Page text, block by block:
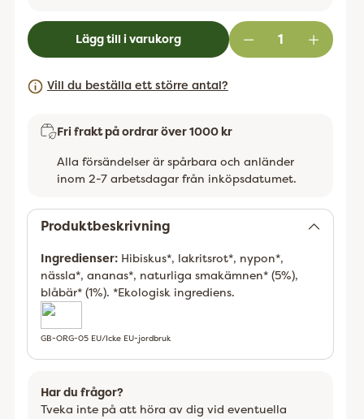
pris
Lägg till i varukorg
Vill du beställa ett större antal?
Fri frakt på ordrar över 1000 kr
Alla försändelser är spårbara och anländer
inom 2-7 arbetsdagar från inköpsdatumet.
Produktbeskrivning
Ingredienser:Hibiskus*, lakritsrot*, nypon*,
nässla*, ananas*, naturliga smakämnen* (5%),
blåbär* (1%). *Ekologisk ingrediens.
GB-ORG-05 EU/Icke EU-jordbruk
Har du frågor?
Tveka inte på att höra av dig vid eventuella